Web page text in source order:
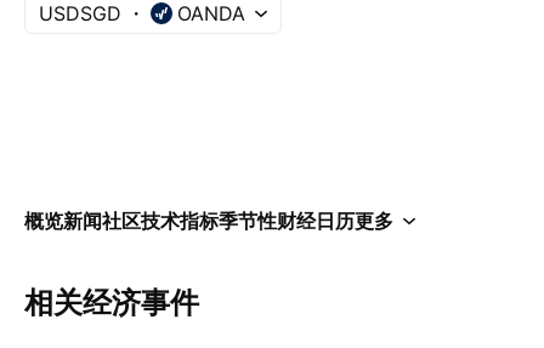
USDSGD OANDA
概览新闻社区技术指标季节性财经日历更多
相关经济事件